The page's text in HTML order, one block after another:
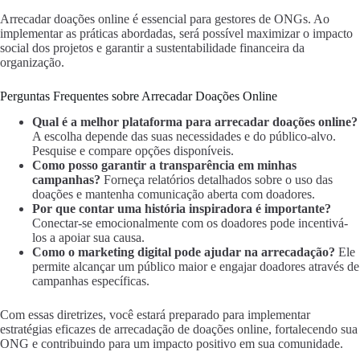
Arrecadar doações online é essencial para gestores de ONGs. Ao
implementar as práticas abordadas, será possível maximizar o impacto
social dos projetos e garantir a sustentabilidade financeira da
organização.
Perguntas Frequentes sobre Arrecadar Doações Online
Qual é a melhor plataforma para arrecadar doações online?
A escolha depende das suas necessidades e do público-alvo.
Pesquise e compare opções disponíveis.
Como posso garantir a transparência em minhas
campanhas? Forneça relatórios detalhados sobre o uso das
doações e mantenha comunicação aberta com doadores.
Por que contar uma história inspiradora é importante?
Conectar-se emocionalmente com os doadores pode incentivá-
los a apoiar sua causa.
Como o marketing digital pode ajudar na arrecadação? Ele
permite alcançar um público maior e engajar doadores através de
campanhas específicas.
Com essas diretrizes, você estará preparado para implementar
estratégias eficazes de arrecadação de doações online, fortalecendo sua
ONG e contribuindo para um impacto positivo em sua comunidade.